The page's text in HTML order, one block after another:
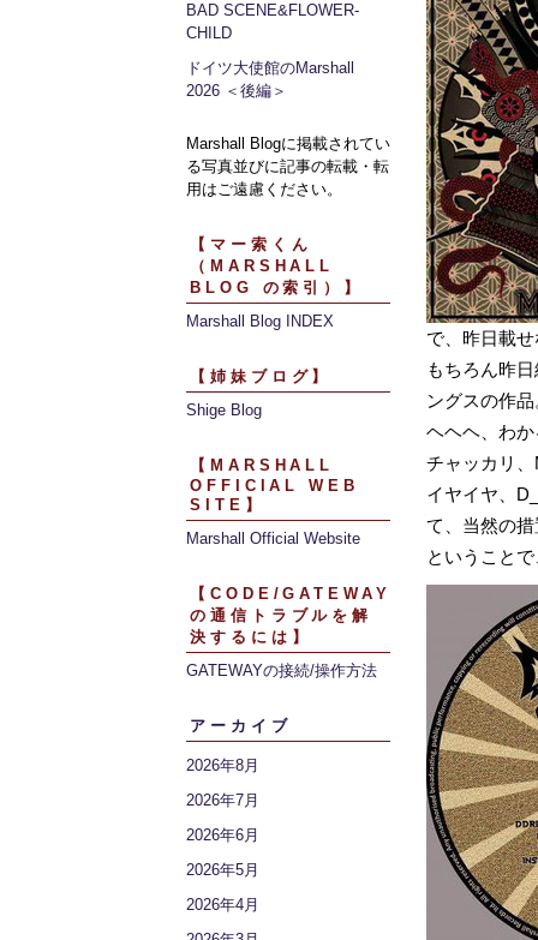
BAD SCENE&FLOWER-
CHILD
ドイツ大使館のMarshall
2026 ＜後編＞
Marshall Blogに掲載されてい
る写真並びに記事の転載・転
用はご遠慮ください。
【マー索くん
（MARSHALL
BLOG の索引）】
Marshall Blog INDEX
【姉妹ブログ】
Shige Blog
【MARSHALL
OFFICIAL WEB
SITE】
Marshall Official Website
【CODE/GATEWAY
の通信トラブルを解
決するには】
GATEWAYの接続/操作方法
アーカイブ
2026年8月
2026年7月
2026年6月
2026年5月
2026年4月
で、昨日載
もちろん昨
ングスの作
ヘヘヘ、わ
チャッカリ
イヤイヤ、
て、当然の
ということ